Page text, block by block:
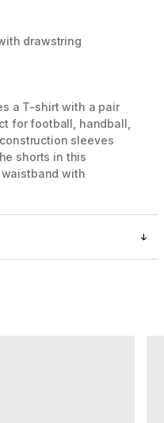
drawstring
a T-shirt with a pair
for football, handball,
sleeves
shorts in this
with